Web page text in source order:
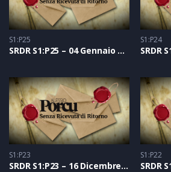
S1:P25
SRDR S1:P25 – 04 Gennaio 2021
S1:P24
S1:P23
SRDR S1:P23 – 16 Dicembre 2020
S1:P22